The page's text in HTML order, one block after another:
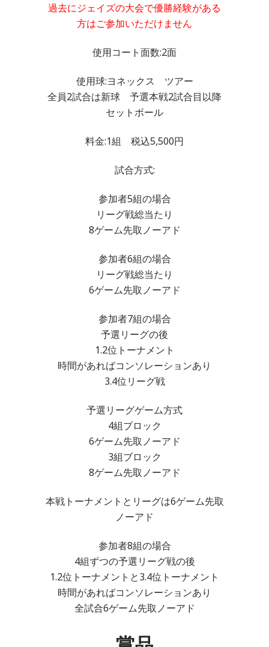
過去にジェイズの大会で優勝経験がある
方はご参加いただけません
使用コート面数:2面
使用球:ヨネックス ツアー
全員2試合は新球 予選本戦2試合目以降
セットボール
料金:1組 税込5,500円
試合方式:
参加者5組の場合
リーグ戦総当たり
8ゲーム先取ノーアド
参加者6組の場合
リーグ戦総当たり
6ゲーム先取ノーアド
参加者7組の場合
予選リーグの後
1.2位トーナメント
時間があればコンソレーションあり
3.4位リーグ戦
予選リーグゲーム方式
4組ブロック
6ゲーム先取ノーアド
3組ブロック
8ゲーム先取ノーアド
本戦トーナメントとリーグは6ゲーム先取
ノーアド
参加者8組の場合
4組ずつの予選リーグ戦の後
1.2位トーナメントと3.4位トーナメント
時間があればコンソレーションあり
全試合6ゲーム先取ノーアド